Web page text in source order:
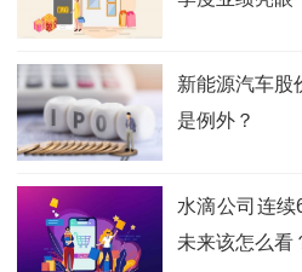
新能源汽车股
是例外？
水滴公司连
未来该怎么看